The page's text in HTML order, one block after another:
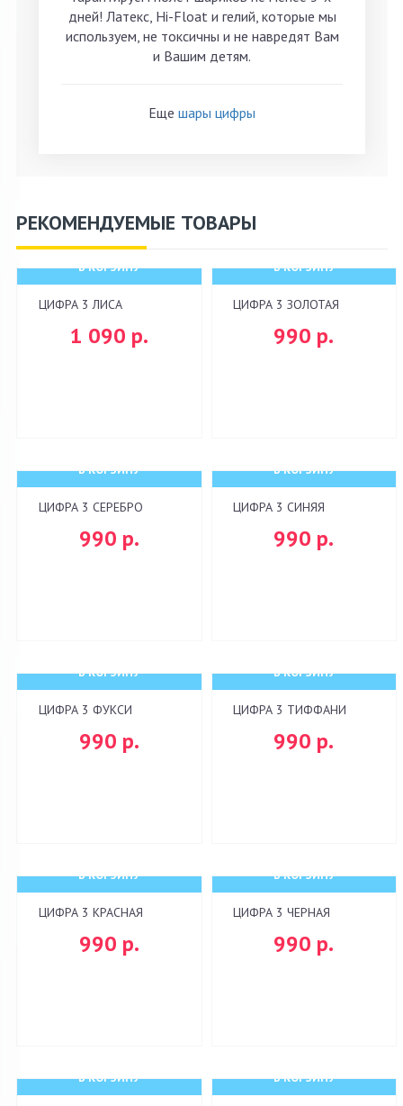
дней! Латекс, Hi-Float и гелий, которые мы
используем, не токсичны и не навредят Вам
и Вашим детям.
Еще шары цифры
РЕКОМЕНДУЕМЫЕ ТОВАРЫ
В КОРЗИНУ
ЦИФРА 3 ЛИСА
1 090 р.
В КОРЗИНУ
ЦИФРА 3 ЗОЛОТАЯ
990 р.
В КОРЗИНУ
ЦИФРА 3 СЕРЕБРО
990 р.
В КОРЗИНУ
ЦИФРА 3 СИНЯЯ
990 р.
В КОРЗИНУ
ЦИФРА 3 ФУКСИ
990 р.
В КОРЗИНУ
ЦИФРА 3 ТИФФАНИ
990 р.
В КОРЗИНУ
ЦИФРА 3 КРАСНАЯ
990 р.
В КОРЗИНУ
ЦИФРА 3 ЧЕРНАЯ
990 р.
В КОРЗИНУ В КОРЗИНУ